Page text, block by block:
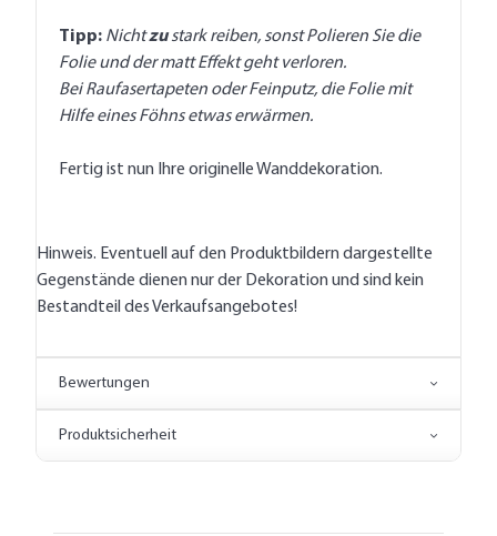
Tipp: Nichtzustark reiben, sonst Polieren Sie die
Folie und der matt Effekt geht verloren.
Bei Raufasertapeten oder Feinputz, die Folie mit
Hilfe eines Föhns etwas erwärmen.
Fertig ist nun Ihre originelle Wanddekoration.
Hinweis. Eventuell auf den Produktbildern dargestellte
Gegenstände dienen nur der Dekoration und sind kein
Bestandteil des Verkaufsangebotes!
Bewertungen
Produktsicherheit